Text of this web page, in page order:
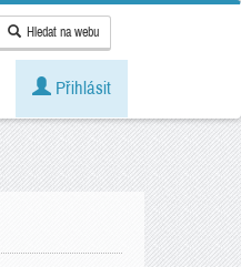
Hledat na webu
Přihlásit